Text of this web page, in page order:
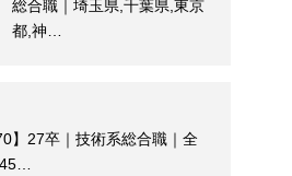
総合職｜埼玉県,千葉県,東京
都,神…
】27卒｜技術系総合職｜全